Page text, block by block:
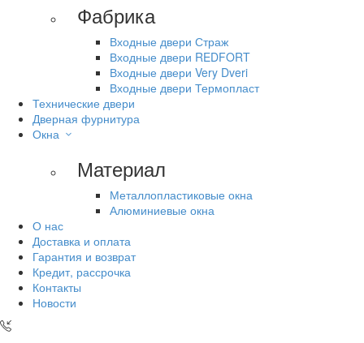
Фабрика
Входные двери Страж
Входные двери REDFORT
Входные двери Very Dveri
Входные двери Термопласт
Технические двери
Дверная фурнитура
Окна
Материал
Металлопластиковые окна
Алюминиевые окна
О нас
Доставка и оплата
Гарантия и возврат
Кредит, рассрочка
Контакты
Новости